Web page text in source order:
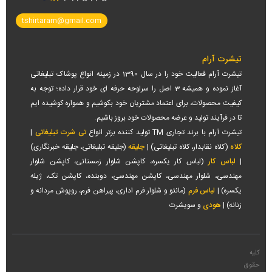
tshirtaram@gmail.com
تیشرت آرام
تیشرت آرام فعالیت خود را در سال 1390 در زمینه انواع پوشاک تبلیغاتی
آغاز نموده و همیشه 3 اصل را سرلوحه حرفه ای خود قرار داده؛ توجه به
کیفیت محصولات، برای اعتماد مشتریان خود بکوشیم و همواره کوشیده ایم
تا در فرآیند تولید و عرضه محصولات خود بروز باشیم.
تیشرت آرام با برند تجاری TM تولید کننده برتر انواع
تی شرت تبلیغاتی |
کلاه (کلاه نقابدار، کلاه تبلیغاتی) | جلیقه (جلیقه تبلیغاتی، جلیقه خبرنگاری)
| لباس کار (لباس کار یکسره، کاپشن شلوار زمستانی، کاپشن شلوار
مهندسی، شلوار مهندسی، کاپشن مهندسی، دوبنده، کاپشن تک، ژیله
یکسره) | لباس فرم (مانتو و شلوار فرم اداری، پیراهن فرم، روپوش مردانه و
زنانه) | هودی و سویشرت
کلیه
حقوق